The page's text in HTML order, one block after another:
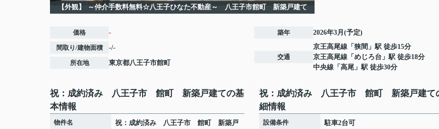
【外観】 ～仲介手数料無料☆八王子ひなた不動産～ 八王子市館町 新築戸建て
価格 -
間取り/建物面積 -/-
所在地 東京都八王子市館町
築年 2026年3月(予定)
交通
京王高尾線 「 狭間 」駅 徒歩15分
京王高尾線 「 めじろ台 」駅 徒歩18分
中央線 「 高尾 」駅 徒歩30分
祝：成約済み 八王子市 館町 新築戸建ての基
本情報
物件名
祝：成約済み 八王子市 館町 新築戸
祝：成約済み 八王子市 館町 新築戸建て
細情報
設備条件 駐車2台可